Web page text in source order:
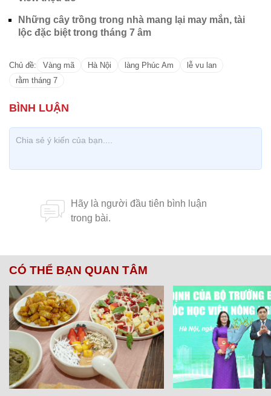
Những cây trồng trong nhà mang lại may mắn, tài
lộc đặc biệt trong tháng 7 âm
Chủ đề: Vàng mã Hà Nội làng Phúc Am
lễ vu lan
rằm tháng 7
CÓ THỂ BẠN QUAN TÂM